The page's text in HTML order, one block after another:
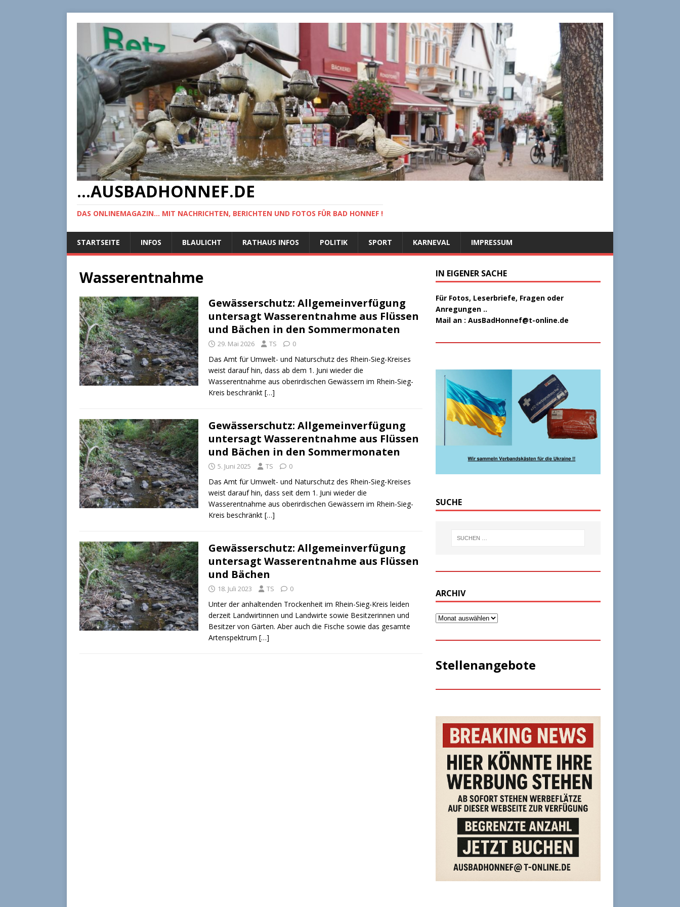
...AUSBADHONNEF.DE
DAS ONLINEMAGAZIN... MIT NACHRICHTEN, BERICHTEN UND FOTOS FÜR BAD HONNEF !
STARTSEITE INFOS BLAULICHT RATHAUS INFOS POLITIK SPORT KARNEVAL IMPRESSUM
Wasserentnahme
Gewässerschutz: Allgemeinverfügung
untersagt Wasserentnahme aus Flüssen
und Bächen in den Sommermonaten
29. Mai 2026 TS 0
Das Amt für Umwelt- und Naturschutz des Rhein-Sieg-Kreises
weist darauf hin, dass ab dem 1. Juni wieder die
Wasserentnahme aus oberirdischen Gewässern im Rhein-Sieg-
Kreis beschränkt […]
Gewässerschutz: Allgemeinverfügung
untersagt Wasserentnahme aus Flüssen
und Bächen in den Sommermonaten
5. Juni 2025 TS 0
Das Amt für Umwelt- und Naturschutz des Rhein-Sieg-Kreises
weist darauf hin, dass seit dem 1. Juni wieder die
Wasserentnahme aus oberirdischen Gewässern im Rhein-Sieg-
Kreis beschränkt […]
Gewässerschutz: Allgemeinverfügung
untersagt Wasserentnahme aus Flüssen
und Bächen
18. Juli 2023 TS 0
Unter der anhaltenden Trockenheit im Rhein-Sieg-Kreis leiden
derzeit Landwirtinnen und Landwirte sowie Besitzerinnen und
Besitzer von Gärten. Aber auch die Fische sowie das gesamte
Artenspektrum […]
IN EIGENER SACHE
Für Fotos, Leserbriefe, Fragen oder
Anregungen ..
Mail an : AusBadHonnef@t-online.de
SUCHE
ARCHIV
Stellenangebote